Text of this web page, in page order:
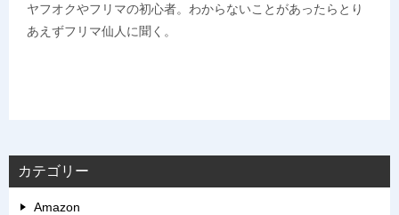
ヤフオクやフリマの初心者。わからないことがあったらとり
あえずフリマ仙人に聞く。
カテゴリー
Amazon